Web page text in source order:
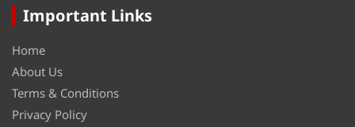
Important Links
Home
About Us
Terms & Conditions
Privacy Policy